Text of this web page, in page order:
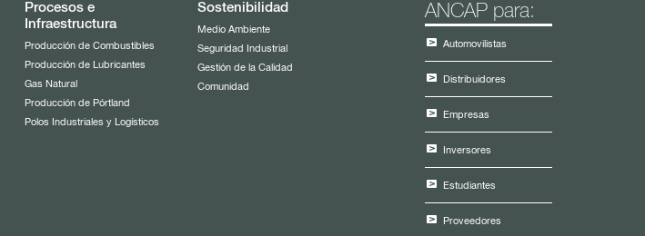
Procesos e
Infraestructura
Producción de Combustibles
Producción de Lubricantes
Gas Natural
Producción de Pórtland
Polos Industriales y Logísticos
Sostenibilidad
Medio Ambiente
Seguridad Industrial
Gestión de la Calidad
Comunidad
ANCAP para:
Automovilistas
Distribuidores
Empresas
Inversores
Estudiantes
Proveedores